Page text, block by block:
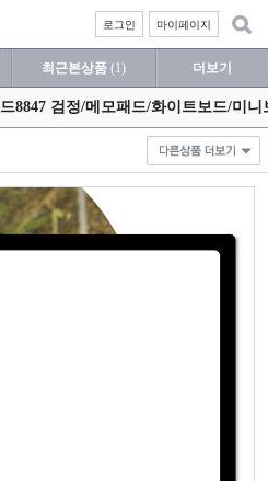
마이페이지
로그인
최근본상품 (1) 더보기
8847 검정/메모패드/화이트보드/미